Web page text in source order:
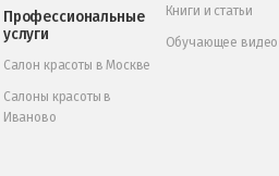
Профессиональные
услуги
Салон красоты в Москве
Салоны красоты в
Иваново
Книги и статьи
Обучающее видео